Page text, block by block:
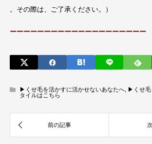
。その際は、ご了承ください。）
ーーーーーーーーーーーーーーーーーーーー
▶︎くせ毛を活かすに活かせないあなたへ, ▶︎くせ毛
タイルはこちら